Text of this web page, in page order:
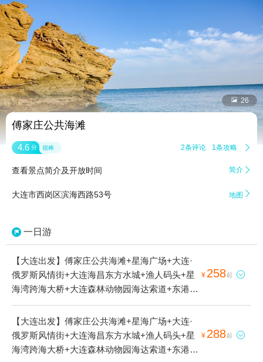
 26
傅家庄公共海滩
4.6 分 很棒 2条评论 1条攻略 
查看景点简介及开放时间 简介 
大连市西岗区滨海西路53号 地图 
一日游
【大连出发】傅家庄公共海滩+星海广场+大连·
俄罗斯风情街+大连海昌东方水城+渔人码头+星
海湾跨海大桥+大连森林动物园海达索道+东港游
艇码头+大连东关街历史文化街区+滨海路1日游
¥ 258起 
【大连出发】傅家庄公共海滩+星海广场+大连·
俄罗斯风情街+大连海昌东方水城+渔人码头+星
海湾跨海大桥+大连森林动物园海达索道+东港游
¥ 288起 
